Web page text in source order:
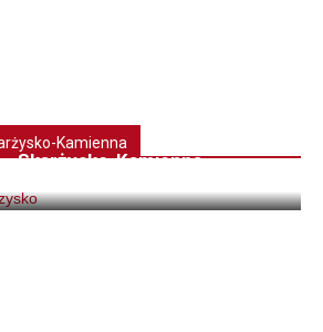
Kamienna
Skarżysko-Kamienna